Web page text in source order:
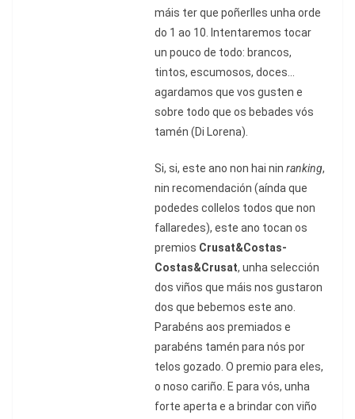
máis ter que poñerlles unha orde
do 1 ao 10. Intentaremos tocar
un pouco de todo: brancos,
tintos, escumosos, doces...
agardamos que vos gusten e
sobre todo que os bebades vós
tamén (Di Lorena).
Si, si, este ano non hai ninranking,
nin recomendación (aínda que
podedes collelos todos que non
fallaredes), este ano tocan os
premios Crusat&Costas-
Costas&Crusat, unha selección
dos viños que máis nos gustaron
dos que bebemos este ano.
Parabéns aos premiados e
parabéns tamén para nós por
telos gozado. O premio para eles,
o noso cariño. E para vós, unha
forte aperta e a brindar con viño